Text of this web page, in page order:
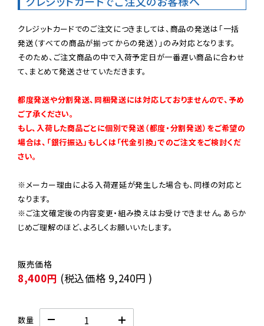
クレジットカードでのご注文につきましては、商品の発送は「一括
発送（すべての商品が揃ってからの発送）」のみ対応となります。
そのため、ご注文商品の中で入荷予定日が一番遅い商品に合わせ
て、まとめて発送させていただきます。
都度発送や分割発送、同梱発送には対応しておりませんので、予め
ご了承ください。
もし、入荷した商品ごとに個別で発送（都度・分割発送）をご希望の
場合は、「銀行振込」もしくは「代金引換」でのご注文をご検討くだ
さい。
※メーカー理由による入荷遅延が発生した場合も、同様の対応と
なります。
※ご注文確定後の内容変更・組み換えはお受けできません。あらか
じめご理解のほど、よろしくお願いいたします。
8,400円 (税込価格 9,240円 )
数量